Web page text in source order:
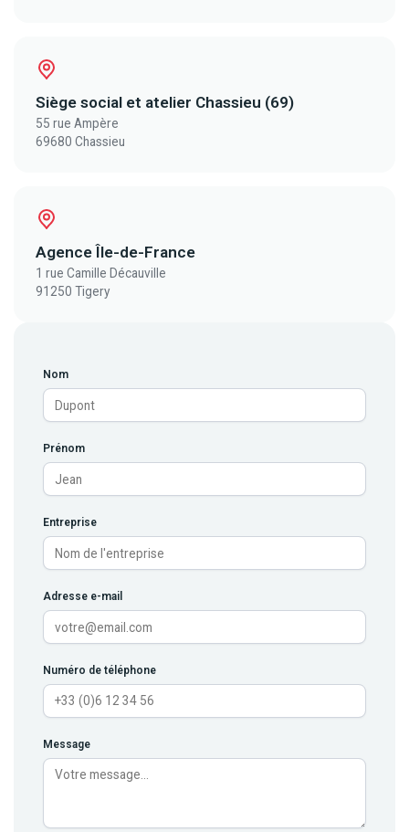
Siège social et atelier Chassieu (69)
55 rue Ampère
69680 Chassieu
Agence Île-de-France
1 rue Camille Décauville
91250 Tigery
Nom
Prénom
Entreprise
Adresse e-mail
Numéro de téléphone
Message